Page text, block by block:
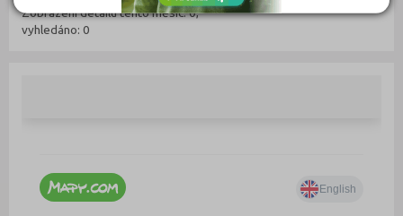
Zobrazení detailu tento měsíc: 0,
vyhledáno: 0